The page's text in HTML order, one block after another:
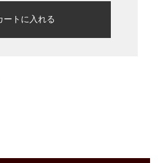
ートに入れる